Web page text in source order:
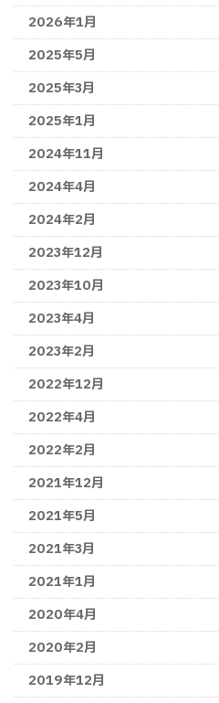
2026年1月
2025年5月
2025年3月
2025年1月
2024年11月
2024年4月
2024年2月
2023年12月
2023年10月
2023年4月
2023年2月
2022年12月
2022年4月
2022年2月
2021年12月
2021年5月
2021年3月
2021年1月
2020年4月
2020年2月
2019年12月